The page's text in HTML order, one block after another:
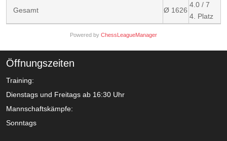
Gesamt Ø 1626
4.0 / 7
4. Platz
Powered by ChessLeagueManager
Öffnungszeiten
Training:
Dienstags und Freitags ab 16:30 Uhr
Mannschaftskämpfe:
Sonntags